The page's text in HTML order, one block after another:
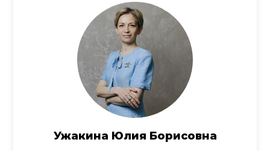
Ужакина Юлия Борисовна